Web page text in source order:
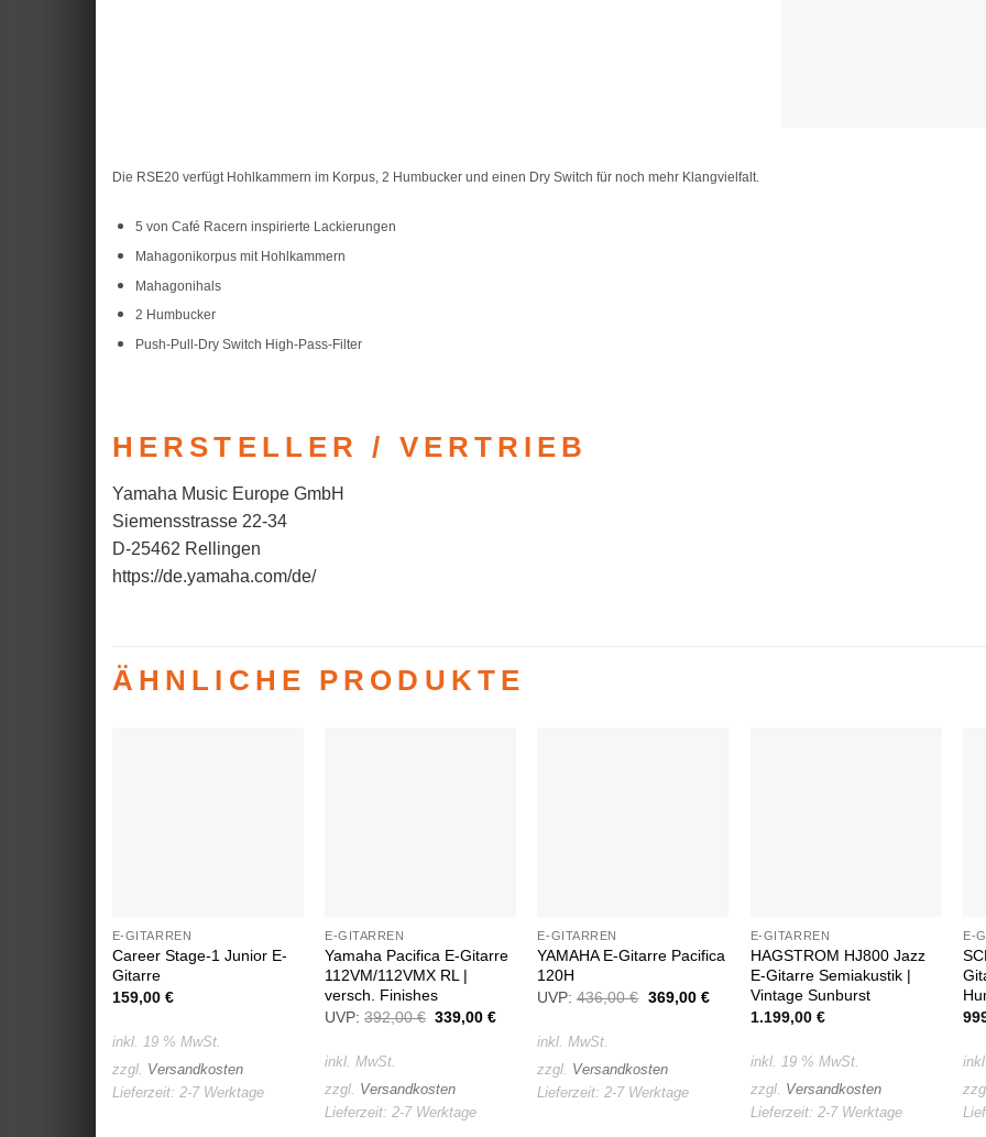
Die RSE20 verfügt Hohlkammern im Korpus, 2 Humbucker und einen Dry Switch für noch mehr Klangvielfalt.
5 von Café Racern inspirierte Lackierungen
Mahagonikorpus mit Hohlkammern
Mahagonihals
2 Humbucker
Push-Pull-Dry Switch High-Pass-Filter
HERSTELLER / VERTRIEB
Yamaha Music Europe GmbH
Siemensstrasse 22-34
D-25462 Rellingen
https://de.yamaha.com/de/
ÄHNLICHE PRODUKTE
E-GITARREN
Career Stage-1 Junior E-
Gitarre
159,00 €
inkl. 19 % MwSt.
zzgl. Versandkosten
Lieferzeit: 2-7 Werktage
E-GITARREN
Yamaha Pacifica E-Gitarre
112VM/112VMX RL |
versch. Finishes
UVP: 392,00€ Ursprünglicher
339,00€
339,00 €.
inkl. MwSt.
zzgl. Versandkosten
Lieferzeit:2-7 Werktage
E-GITARREN
YAMAHA E-Gitarre Pacifica
120H
UVP: 436,00€ Ursprünglicher
369,00 €Aktueller
inkl. MwSt.
zzgl. Versandkosten
Lieferzeit:2-7 Werktage
E-GITARREN
HAGSTROM HJ800 Jazz
E-Gitarre Semiakustik |
Vintage Sunburst
1.199,00 €
inkl. 19 % MwSt.
zzgl. Versandkosten
Lieferzeit: 2-7 Werktage
E-